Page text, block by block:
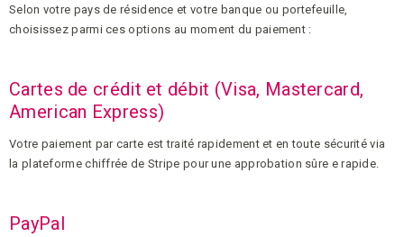
Selon votre pays de résidence et votre banque ou portefeuille,
choisissez parmi ces options au moment du paiement :
Cartes de crédit et débit (Visa, Mastercard,
American Express)
Votre paiement par carte est traité rapidement et en toute sécurité via
la plateforme chiffrée de Stripe pour une approbation sûre e rapide.
PayPal